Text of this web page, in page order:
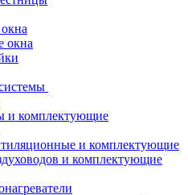
окна
и комплектующие
и комплектующие
и комплектующие